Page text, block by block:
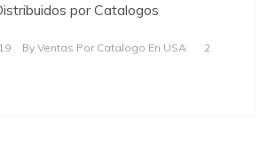
por Catalogos
By Ventas Por Catalogo En USA
2